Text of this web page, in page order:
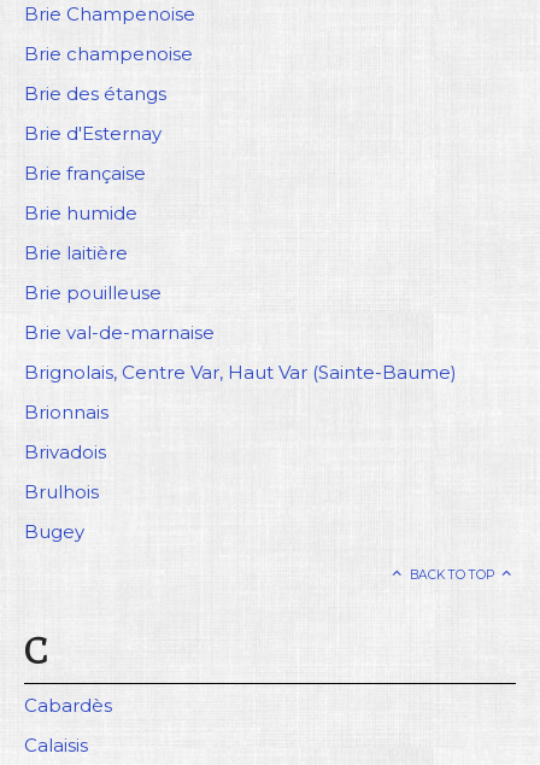
Brie Champenoise
Brie champenoise
Brie des étangs
Brie d'Esternay
Brie française
Brie humide
Brie laitière
Brie pouilleuse
Brie val-de-marnaise
Brignolais, Centre Var, Haut Var (Sainte-Baume)
Brionnais
Brivadois
Brulhois
Bugey
BACK TO TOP
C
Cabardès
Calaisis